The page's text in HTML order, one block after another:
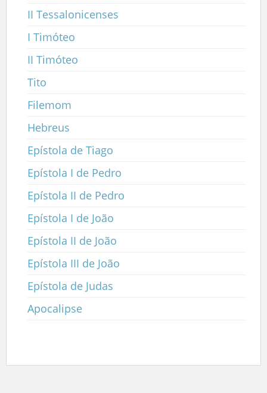
II Tessalonicenses
I Timóteo
II Timóteo
Tito
Filemom
Hebreus
Epístola de Tiago
Epístola I de Pedro
Epístola II de Pedro
Epístola I de João
Epístola II de João
Epístola III de João
Epístola de Judas
Apocalipse